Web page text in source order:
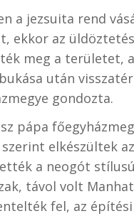
a jezsuita rend
ekkor az
meg a területet,
után
gondozta.
pápa
szerint elkészültek
a neogót
távol volt
fel, az